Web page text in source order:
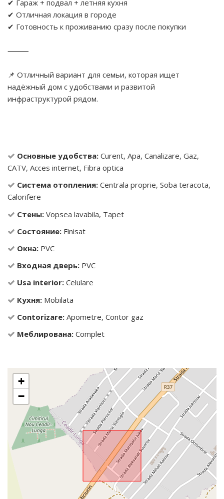
✔ Гараж + подвал + летняя кухня
✔ Отличная локация в городе
✔ Готовность к проживанию сразу после покупки
⸻
📌 Отличный вариант для семьи, которая ищет
надёжный дом с удобствами и развитой
инфраструктурой рядом.
Основные удобства: Curent, Apa, Canalizare, Gaz,
CATV, Acces internet, Fibra optica
Система отопления: Centrala proprie, Soba teracota,
Calorifere
Стены: Vopsea lavabila, Tapet
Состояние: Finisat
Окна: PVC
Входная дверь: PVC
Usa interior: Celulare
Кухня: Mobilata
Contorizare: Apometre, Contor gaz
Меблирована: Complet
+
−